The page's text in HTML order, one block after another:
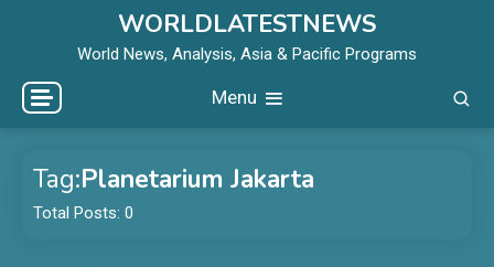
WORLDLATESTNEWS
World News, Analysis, Asia & Pacific Programs
Menu
Tag:Planetarium Jakarta
Total Posts: 0